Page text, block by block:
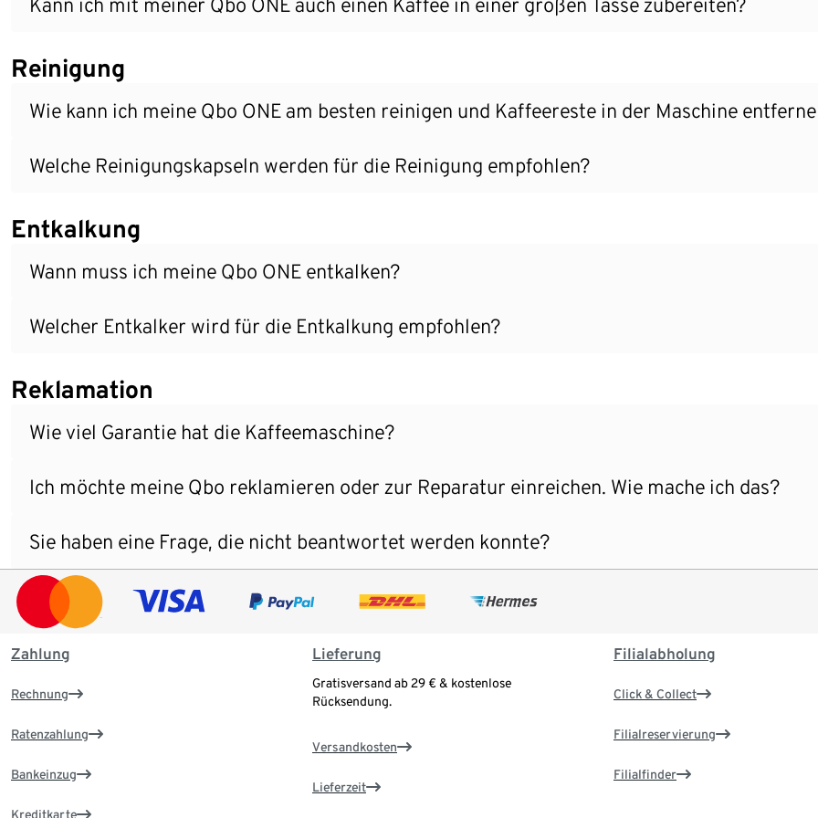
Reinigung
Wie kann ich meine Qbo ONE am besten reinigen und Kaffeereste in der Maschine
Welche Reinigungskapseln werden für die Reinigung empfohlen?
Entkalkung
Wann muss ich meine Qbo ONE entkalken?
Welcher Entkalker wird für die Entkalkung empfohlen?
Reklamation
Wie viel Garantie hat die Kaffeemaschine?
Ich möchte meine Qbo reklamieren oder zur Reparatur einreichen. Wie mache ich das?
Sie haben eine Frage, die nicht beantwortet werden konnte?
Zahlung
Rechnung
Ratenzahlung
Bankeinzug
Kreditkarte
Lieferung
Gratisversand ab 29 € & kostenlose
Rücksendung.
Versandkosten
Lieferzeit
Filialabholung
Click & Collect
Filialreservierung
Filialfinder